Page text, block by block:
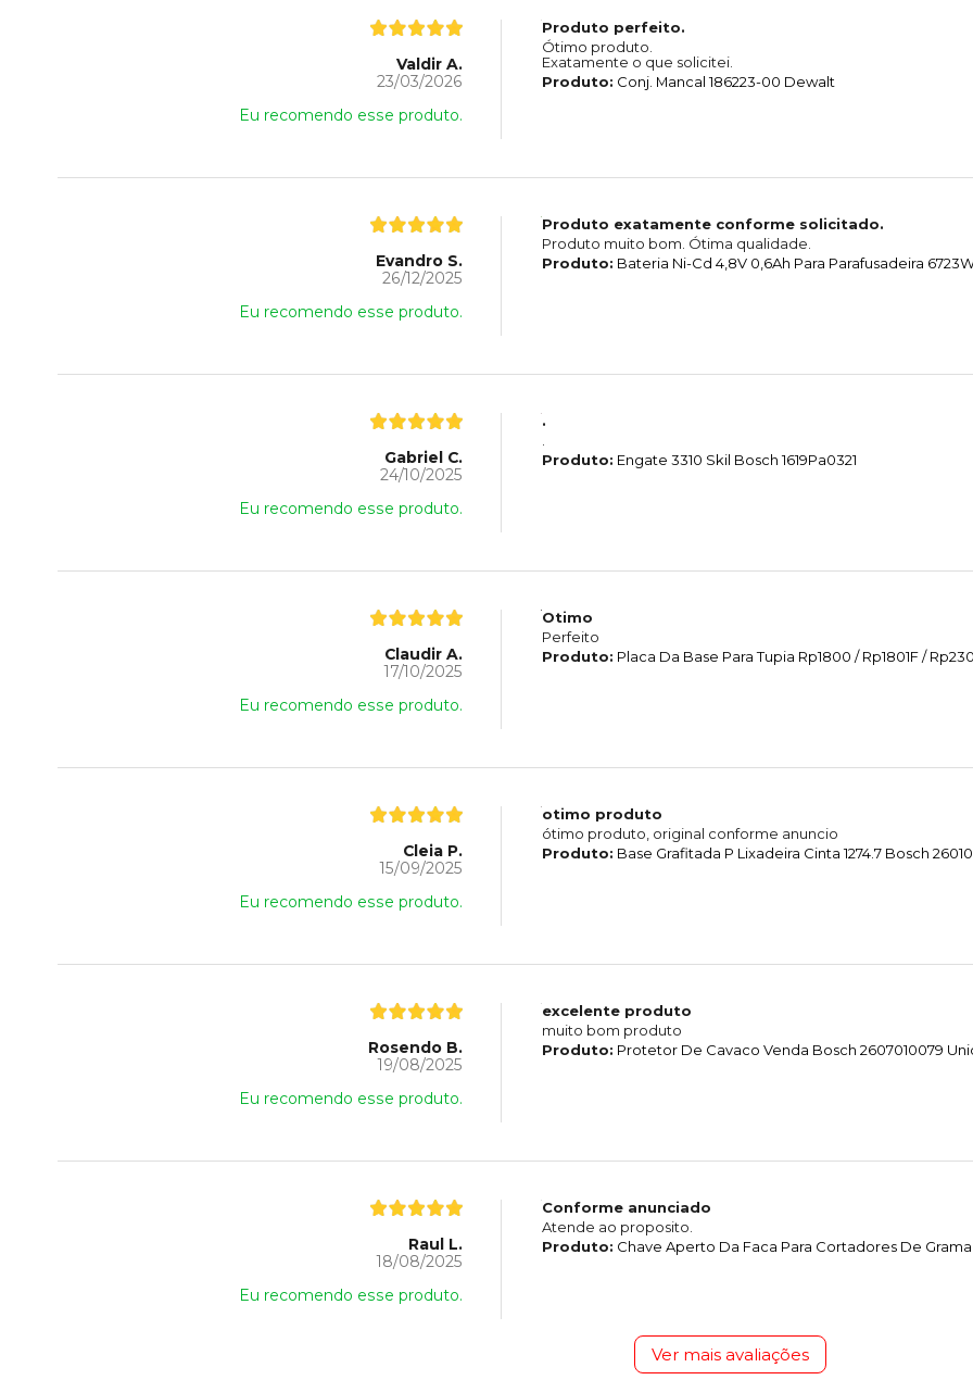
Valdir A.
23/03/2026
Eu recomendo esse produto.
Produto perfeito.
Ótimo produto.
Exatamente o que solicitei.
Produto: Conj. Mancal 186223-00 Dewalt
Evandro S.
26/12/2025
Eu recomendo esse produto.
Produto exatamente conforme solicitado.
Produto muito bom. Ótima qualidade.
Produto: Bateria Ni-Cd 4,8V 0,6Ah Para Parafusadeira
Gabriel C.
24/10/2025
Eu recomendo esse produto.
.
Produto: Engate 3310 Skil Bosch 1619Pa0321
Claudir A.
17/10/2025
Eu recomendo esse produto.
Otimo
Perfeito
Produto: Placa Da Base Para Tupia Rp1800 / Rp1801F /
Cleia P.
15/09/2025
Eu recomendo esse produto.
otimo produto
ótimo produto, original conforme anuncio
Produto: Base Grafitada P Lixadeira Cinta 1274.7 Bosch
Rosendo B.
19/08/2025
Eu recomendo esse produto.
excelente produto
muito bom produto
Produto: Protetor De Cavaco Venda Bosch 2607010079
Raul L.
18/08/2025
Eu recomendo esse produto.
Conforme anunciado
Atende ao proposito.
Produto: Chave Aperto Da Faca Para Cortadores De Grama
Ver mais avaliações